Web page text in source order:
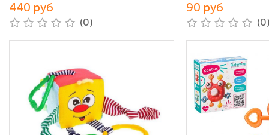
440 руб
(0)
90 руб